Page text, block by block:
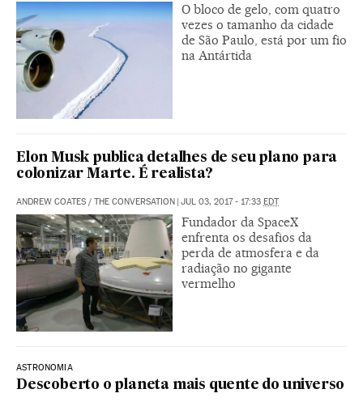
O bloco de gelo, com quatro
vezes o tamanho da cidade
de São Paulo, está por um fio
na Antártida
Elon Musk publica detalhes de seu plano para
colonizar Marte. É realista?
ANDREW COATES / THE CONVERSATION | JUL 03, 2017 - 17:33 EDT
Fundador da SpaceX
enfrenta os desafios da
perda de atmosfera e da
radiação no gigante
vermelho
ASTRONOMIA
Descoberto o planeta mais quente do universo